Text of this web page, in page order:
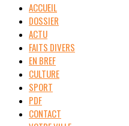
ACCUEIL
DOSSIER
ACTU
FAITS DIVERS
EN BREF
CULTURE
SPORT
PDF
CONTACT